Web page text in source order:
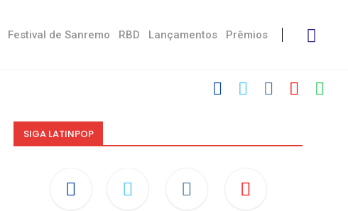
Festival de Sanremo RBD Lançamentos Prêmios
SIGA LATINPOP